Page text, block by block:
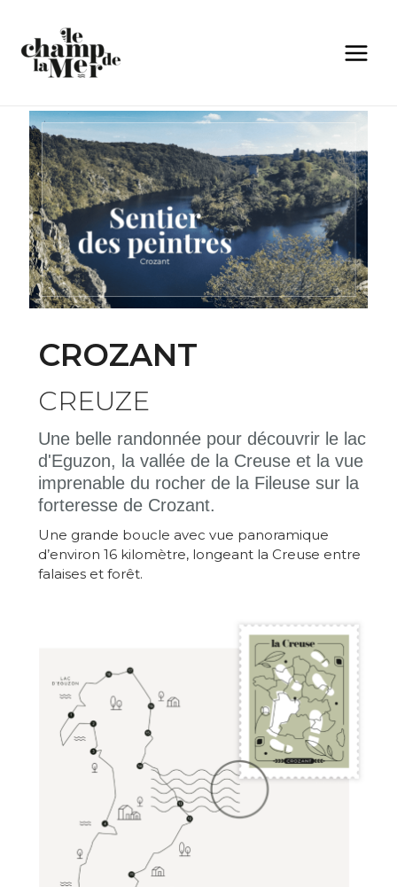
CROZANT
CREUZE
Une belle randonnée pour découvrir le lac
d'Eguzon, la vallée de la Creuse et la vue
imprenable du rocher de la Fileuse sur la
forteresse de Crozant.
Une grande boucle avec vue panoramique
d’environ 16 kilomètre, longeant la Creuse entre
falaises et forêt.